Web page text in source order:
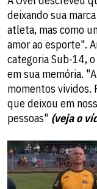
deixando sua
atleta, mas como
amor ao esporte".
categoria Sub-14,
em sua memória.
momentos
que deixou em
pessoas" (veja o